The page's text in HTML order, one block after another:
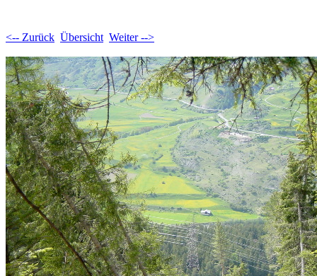
<-- Zurück Übersicht Weiter -->